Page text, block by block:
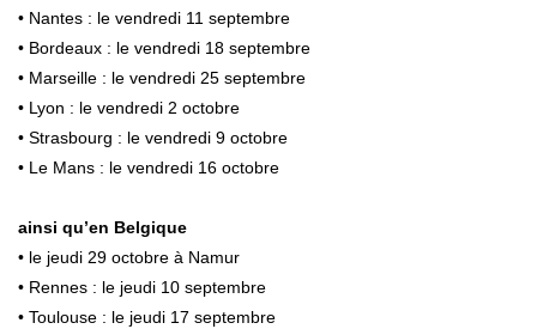
• Nantes : le vendredi 11 septembre
• Bordeaux : le vendredi 18 septembre
• Marseille : le vendredi 25 septembre
• Lyon : le vendredi 2 octobre
• Strasbourg : le vendredi 9 octobre
• Le Mans : le vendredi 16 octobre
ainsi qu’en Belgique
• le jeudi 29 octobre à Namur
• Rennes : le jeudi 10 septembre
• Toulouse : le jeudi 17 septembre